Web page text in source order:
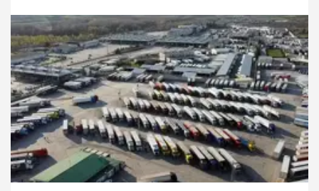
15.12.2025 Dünya